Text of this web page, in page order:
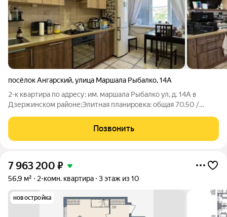
посёлок Ангарский,улица Маршала Рыбалко,14А
2-к квартира по адресу: им. маршала Рыбалко ул, д. 14А в
Дзержинском районе;Элитная планировка: общая 70.50 /
метровКвартира в отличном состоянии. Натяжные потолки.
Пластиковые окна. На полу
Позвонить
7 963 200 ₽
56,9 м² 2-комн. квартира 3 этаж из 10
новостройка